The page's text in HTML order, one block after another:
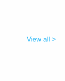
View all >